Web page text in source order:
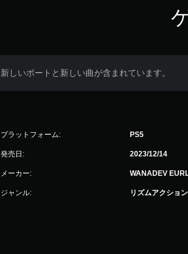
新しいボートと新しい曲が含まれています。
プラットフォーム: PS5
発売日: 2023/12/14
メーカー: WANADEV
ジャンル: リズムアクショ